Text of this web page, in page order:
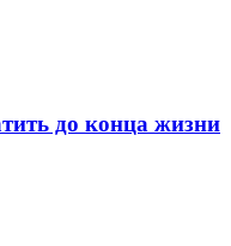
до конца жизни